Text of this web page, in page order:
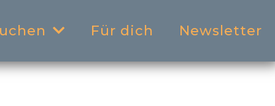
Für dich Newsletter